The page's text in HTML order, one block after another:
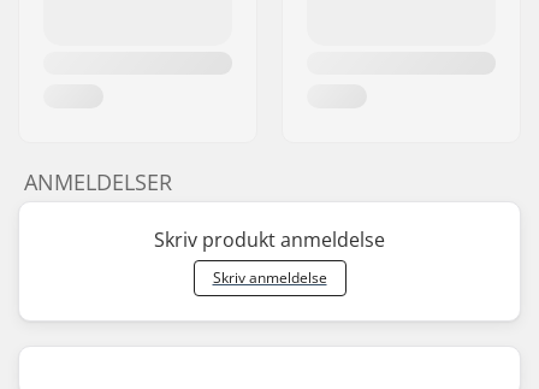
ANMELDELSER
Skriv produkt anmeldelse
Skriv anmeldelse